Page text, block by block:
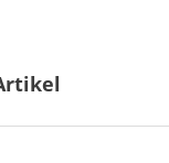
überspringen